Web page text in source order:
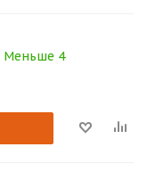
Меньше 4